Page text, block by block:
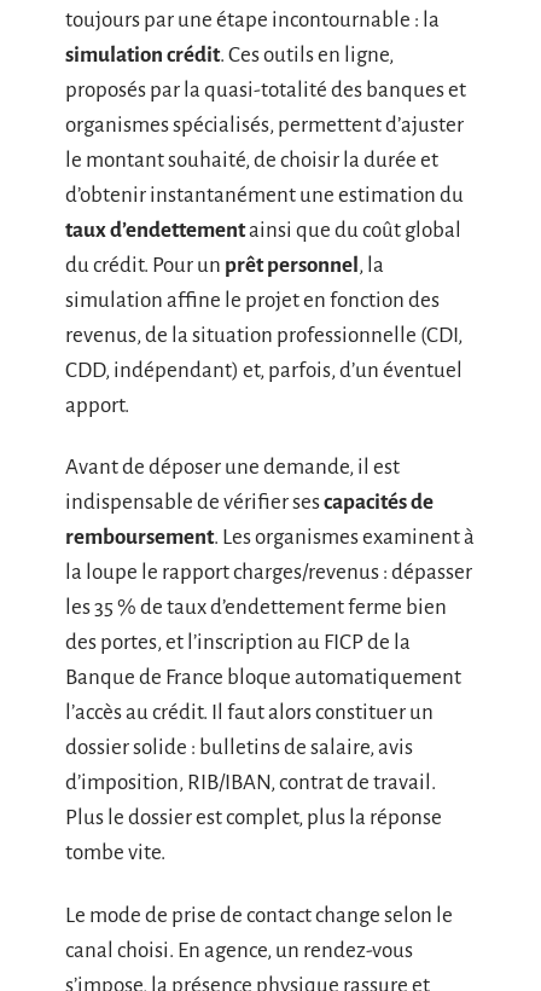
toujours par une étape incontournable : la
simulation crédit. Ces outils en ligne,
proposés par la quasi-totalité des banques et
organismes spécialisés, permettent d’ajuster
le montant souhaité, de choisir la durée et
d’obtenir instantanément une estimation du
taux d’endettementainsi que du coût global
du crédit. Pour un prêt personnel, la
simulation affine le projet en fonction des
revenus, de la situation professionnelle (CDI,
CDD, indépendant) et, parfois, d’un éventuel
apport.
Avant de déposer une demande, il est
indispensable de vérifier sescapacités de
remboursement. Les organismes examinent à
la loupe le rapport charges/revenus : dépasser
les 35 % de taux d’endettement ferme bien
des portes, et l’inscription au FICP de la
Banque de France bloque automatiquement
l’accès au crédit. Il faut alors constituer un
dossier solide : bulletins de salaire, avis
d’imposition, RIB/IBAN, contrat de travail.
Plus le dossier est complet, plus la réponse
tombe vite.
Le mode de prise de contact change selon le
canal choisi. En agence, un rendez-vous
s’impose, la présence physique rassure et